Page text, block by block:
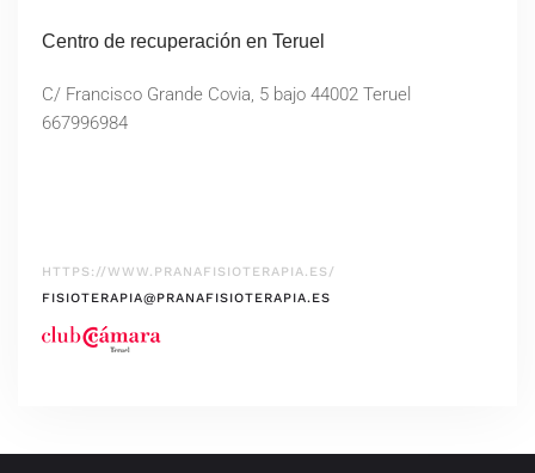
Centro de recuperación en Teruel
C/ Francisco Grande Covia, 5 bajo 44002 Teruel
667996984
HTTPS://WWW.PRANAFISIOTERAPIA.ES/
FISIOTERAPIA@PRANAFISIOTERAPIA.ES